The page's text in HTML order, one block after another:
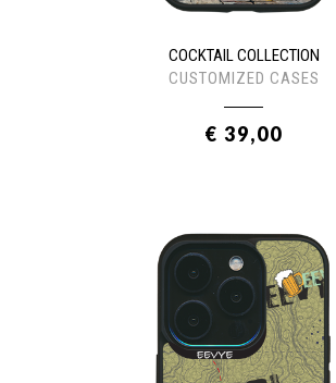
COCKTAIL COLLECTION
CUSTOMIZED CASES
€ 39,00